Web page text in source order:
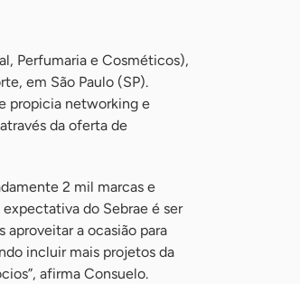
Perfumaria e Cosméticos),
em São Paulo (SP).
propicia networking e
da oferta de
2 mil marcas e
do Sebrae é ser
a ocasião para
incluir mais projetos da
afirma Consuelo.